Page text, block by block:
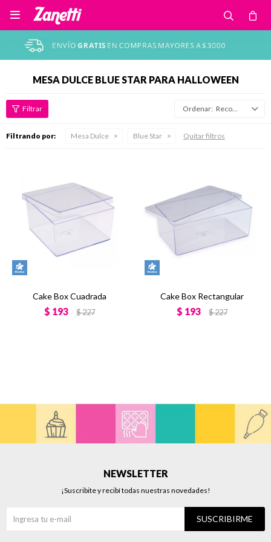

MESA DULCE BLUE STAR PARA HALLOWEEN
Recomendados
Filtrando por: Mesa Dulce Blue Star Quitar filtros
Cake Box Cuadrada
$ 193 $227
Cake Box Rectangular
$ 193 $227
NEWSLETTER
¡Suscribite y recibí todas nuestras novedades!
SUSCRIBIRME